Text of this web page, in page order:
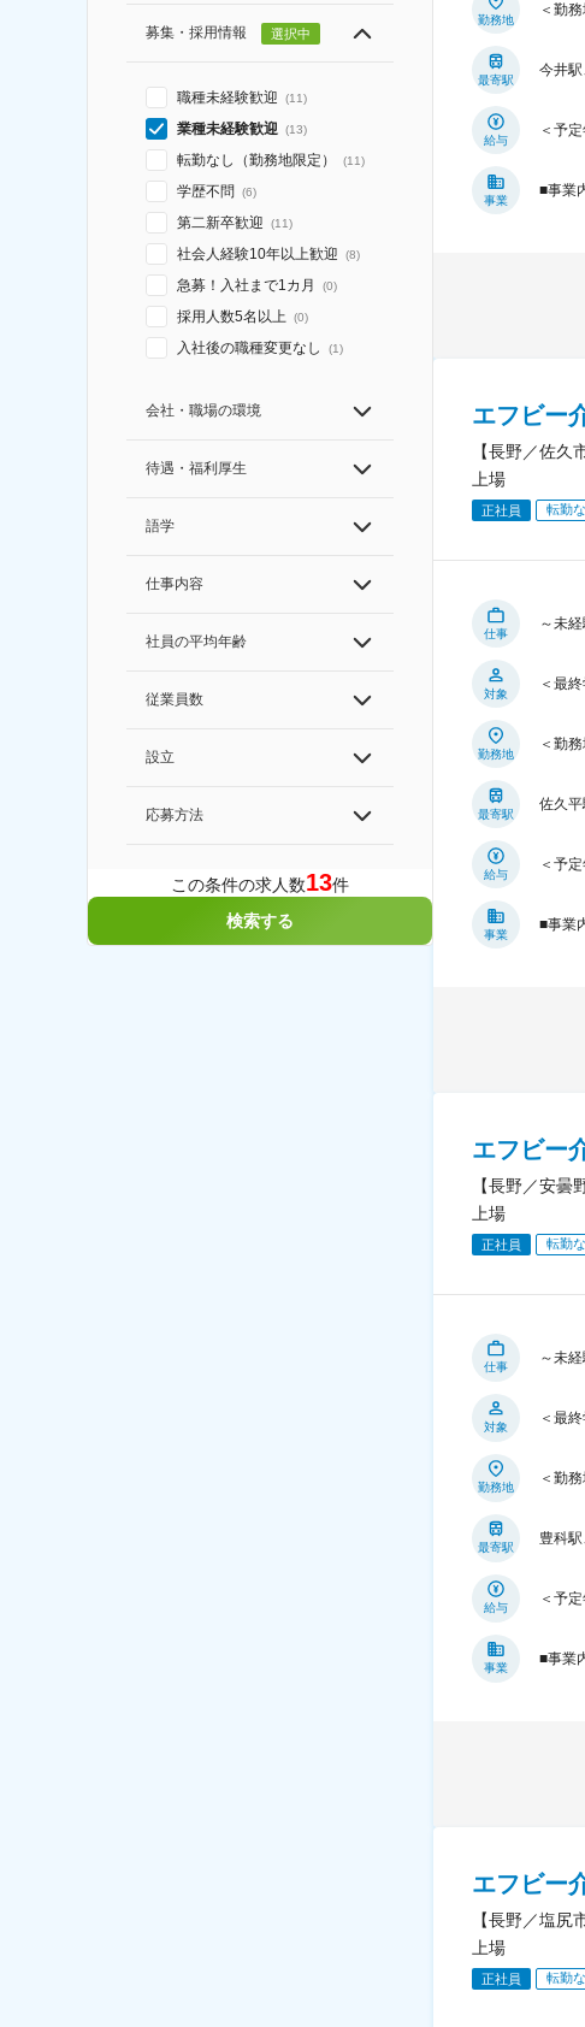
募集・採用情報 選択中
職種未経験歓迎 (11)
業種未経験歓迎 (13)
転勤なし（勤務地限定） (11)
学歴不問 (6)
第二新卒歓迎 (11)
社会人経験10年以上歓迎 (8)
急募！入社まで1カ月 (0)
採用人数5名以上 (0)
入社後の職種変更なし (1)
会社・職場の環境
待遇・福利厚生
語学
仕事内容
社員の平均年齢
従業員数
設立
応募方法
この条件の求人数13件
検索する
勤務地
＜勤
最寄駅
今井
給与
＜予
事業
■事業
エフビー
【長野／佐
上場
正社員 転勤
仕事
～未
対象
＜最
勤務地
＜勤
最寄駅
佐久
給与
＜予
事業
■事業
エフビー
【長野／安
上場
正社員 転勤
仕事
～未
対象
＜最
勤務地
＜勤
最寄駅
豊科
給与
＜予
事業
■事業
エフビー
【長野／塩
上場
正社員 転勤